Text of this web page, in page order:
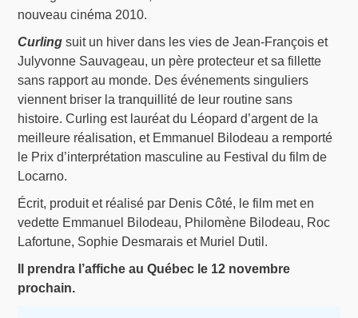
nouveau cinéma 2010.
Curling suit un hiver dans les vies de Jean-François et
Julyvonne Sauvageau, un père protecteur et sa fillette
sans rapport au monde. Des événements singuliers
viennent briser la tranquillité de leur routine sans
histoire. Curling est lauréat du Léopard d’argent de la
meilleure réalisation, et Emmanuel Bilodeau a remporté
le Prix d’interprétation masculine au Festival du film de
Locarno.
Écrit, produit et réalisé par Denis Côté, le film met en
vedette Emmanuel Bilodeau, Philomène Bilodeau, Roc
Lafortune, Sophie Desmarais et Muriel Dutil.
Il prendra l’affiche au Québec le 12 novembre
prochain.